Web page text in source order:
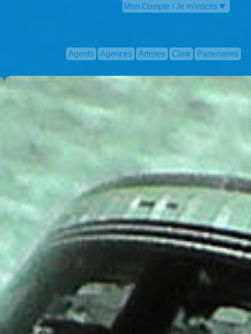
Mon Compte / Je m'inscris
Agents Agences Artistes Clink Partenaires